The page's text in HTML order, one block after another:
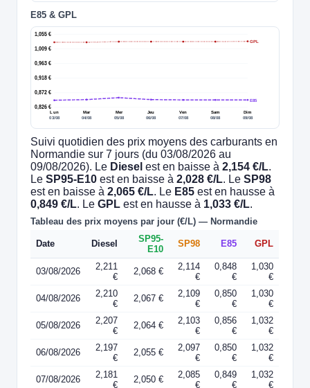
E85 & GPL
0,826 €
0,872 €
0,918 €
0,963 €
1,009 €
1,055 €
Lun
03/08
Mar
04/08
Mer
05/08
Jeu
06/08
Ven
07/08
Sam
08/08
Dim
09/08
E85
GPL
Suivi quotidien des prix moyens des carburants en
Normandie sur 7 jours (du 03/08/2026 au
09/08/2026). Le Diesel est en baisse à2,154 €/L.
LeSP95-E10 est en baisse à2,028 €/L. LeSP98
est en baisse à2,065 €/L. Le E85 est en hausse à
0,849 €/L. LeGPL est en hausse à 1,033 €/L.
Tableau des prix moyens par jour (€/L) — Normandie
Date Diesel
SP95-
E10
SP98 E85 GPL
03/08/2026
2,211
€
2,068 €
2,114
€
0,848
€
1,030
€
04/08/2026
2,210
€
2,067 €
2,109
€
0,850
€
1,030
€
05/08/2026
2,207
€
2,064 €
2,103
€
0,856
€
1,032
€
06/08/2026
2,197
€
2,055 €
2,097
€
0,850
€
1,032
€
07/08/2026
2,181
€
2,050 €
2,085
€
0,849
€
1,032
€